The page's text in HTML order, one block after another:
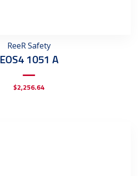
ReeR Safety
EOS4 1051 A
$2,256.64